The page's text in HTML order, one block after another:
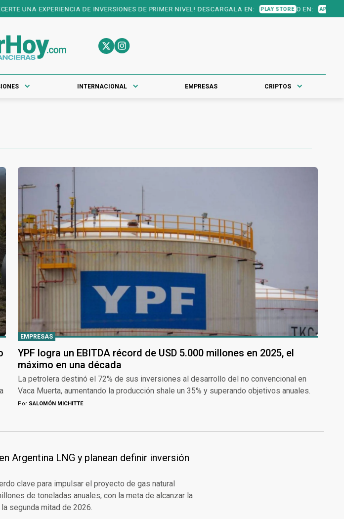
DE INVERSIONES DE PRIMER NIVEL! DESCARGALA EN: PLAY STORE O EN: APP STORE
INTERNACIONAL EMPRESAS CRIPTOS
EMPRESAS
YPF logra un EBITDA récord de USD 5.000 millones en 2025, el
máximo en una década
La petrolera destinó el 72% de sus inversiones al desarrollo del no convencional en
Vaca Muerta, aumentando la producción shale un 35% y superando objetivos anuales.
Por SALOMÓN MICHITTE
Argentina LNG y planean definir inversión
clave para impulsar el proyecto de gas natural
de toneladas anuales, con la meta de alcanzar la
segunda mitad de 2026.